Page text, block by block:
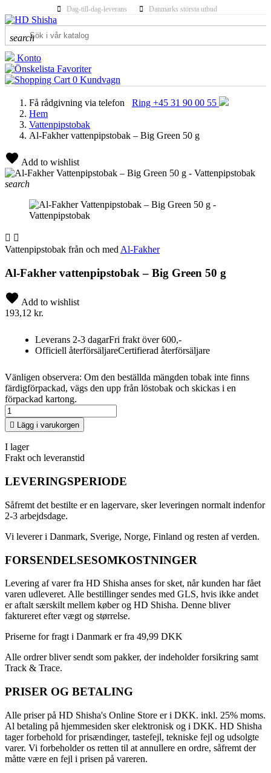
Dag-till-dag-leverans Danmarks största utbud
search
Konto
Favoriter
0 Kundvagn
Få rådgivning via telefon
Ring +45 31 90 00 55
Hem
Vattenpipstobak
Al-Fakher vattenpipstobak – Big Green 50 g
Add to wishlist
search
 
Vattenpipstobak från och med Al-Fakher
Al-Fakher vattenpipstobak – Big Green 50 g
Add to wishlist
193,12 kr.
Leverans 2-3 dagarFri frakt över 600,-
Officiell återförsäljareCertifierad återförsäljare
Vänligen observera: Om den beställda mängden tobak inte finns
färdigförpackad, vägs den upp från löstobak och skickas i en
förpackad kartong.
 Lägg i varukorgen
I lager
Frakt och leveranstid
LEVERINGSPERIODE
Såfremt det bestilte er en lagervare, sker leveringen normalt indenfor
2-3 arbejdsdage.
Vi leverer i Danmark, Sverige, Norge, Finland og resten af verden.
FORSENDELSESOMKOSTNINGER
Levering af varer fra HD Shisha anses for sket, når kunden har fået
varen udleveret. Alle bestillinger sendes med GLS, hvis ikke andet
er aftalt særskilt mellem køber og HD Shisha. Denne bliver
faktureret efter vægt og størrelse.
Priserne for fragt i Danmark er fra 49,99 DKK
Alle ordrer bliver sendt som pakker, der indeholder forsikring samt
Track & Trace.
PRISER OG BETALING
Alle priser på HD Shisha's Online Store er i DKK. inkl. 25% moms.
Al betaling på hjemmesiden sker elektronisk og i DKK. HD Shisha
tager forbehold for prisændinger, tastefejl, tekniske fejl og udsolgte
varer. Vi forbeholder os retten til at annullere en ordre, såfremt der
måtte være en fejl i prisen på vareren.